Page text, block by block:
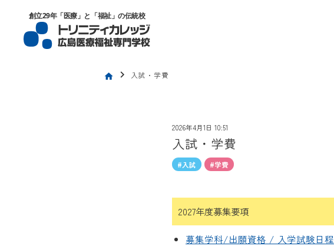
創立29年「医療」と「福祉」の伝統校トリニティカレッジ広島医療福祉専門学校
home chevron_right 入試・学費
2026年4月1日 10:51
入試・学費
#入試 #学費
2027年度募集要項
募集学科/出願資格 / 入学試験日程